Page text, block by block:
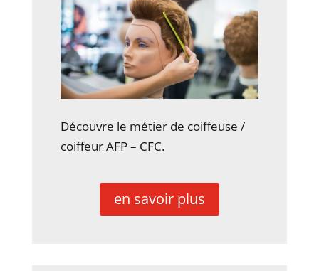
Découvre le métier de coiffeuse /
coiffeur AFP – CFC.
en savoir plus